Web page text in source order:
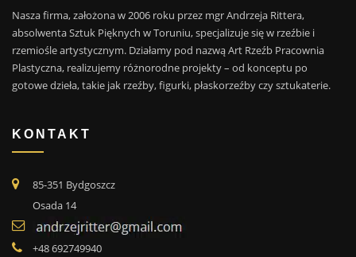
Nasza firma, założona w 2006 roku przez mgr Andrzeja Rittera,
absolwenta Sztuk Pięknych w Toruniu, specjalizuje się w rzeźbie i
rzemiośle artystycznym. Działamy pod nazwą Art Rzeźb Pracownia
Plastyczna, realizujemy różnorodne projekty – od konceptu po
gotowe dzieła, takie jak rzeźby, figurki, płaskorzeźby czy sztukaterie.
KONTAKT
85-351 Bydgoszcz
Osada 14
+48 692749940